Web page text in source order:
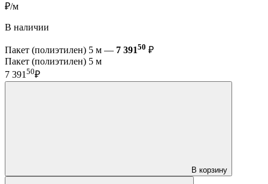
₽/м
В наличии
Пакет (полиэтилен) 5 м — 7 39150 ₽
Пакет (полиэтилен) 5 м
7 39150₽
В корзину